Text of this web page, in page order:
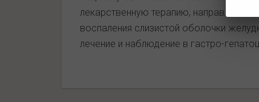
лекарственную терапию,
воспаления слизистой оболочки
лечение и наблюдение в гастро-